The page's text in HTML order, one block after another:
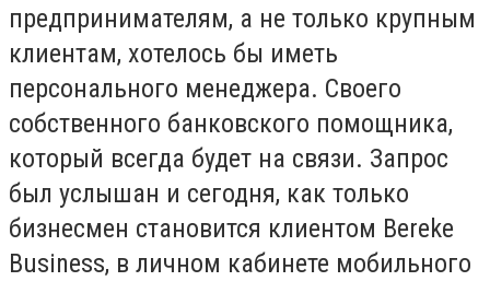
предпринимателям, а не только крупным
клиентам, хотелось бы иметь
персонального менеджера. Своего
собственного банковского помощника,
который всегда будет на связи. Запрос
был услышан и сегодня, как только
бизнесмен становится клиентом Bereke
Business, в личном кабинете мобильного